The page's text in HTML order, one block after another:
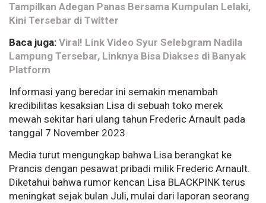
Tampilkan Adegan Panas Bersama Kumpulan Lelaki,
Kini Tersebar di Twitter
Baca juga: Viral! Link Video Syur Selebgram Nadila
Lampung Tersebar, Linknya Bisa Diakses di Banyak
Platform
Informasi yang beredar ini semakin menambah
kredibilitas kesaksian Lisa di sebuah toko merek
mewah sekitar hari ulang tahun Frederic Arnault pada
tanggal 7 November 2023.
Media turut mengungkap bahwa Lisa berangkat ke
Prancis dengan pesawat pribadi milik Frederic Arnault.
Diketahui bahwa rumor kencan Lisa BLACKPINK terus
meningkat sejak bulan Juli, mulai dari laporan seorang